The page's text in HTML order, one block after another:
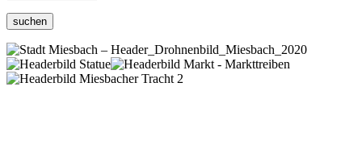
suchen